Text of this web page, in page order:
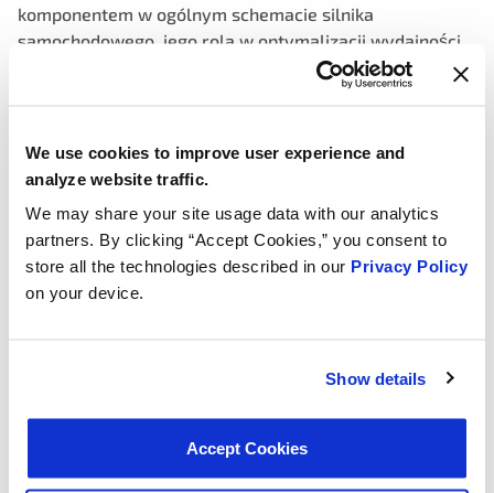
We use cookies to improve user experience and
analyze website traffic.
We may share your site usage data with our analytics
partners. By clicking “Accept Cookies,” you consent to
store all the technologies described in our Privacy Policy
on your device.
Show details
Accept Cookies
komponentem w ogólnym schemacie silnika
samochodowego, jego rola w optymalizacji wydajności
silnika, efektywności paliwowej i redukcji emisji nie
może być niedoceniana. Zapewnienie, że termostat
wymieniany w razie potrzeby, może przyczynić się do
płynniejszej pracy silnika, lepszej ekonomii paliwa i
technologia motoryzacyjna nadal się rozwija, termostat
pozostaje kluczowym graczem w dążeniu do bardziej
efektywnych i przyjaznych środowisku pojazdów.